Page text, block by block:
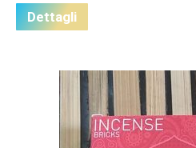
Dettagli